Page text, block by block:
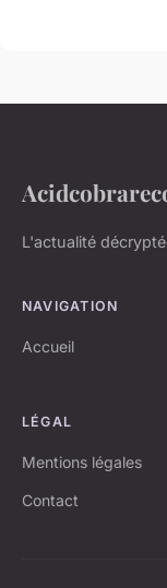
L'actualité
NAVIGATION
Accueil
LÉGAL
Mentions légales
Contact